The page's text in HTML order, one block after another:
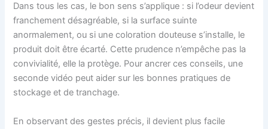
Dans tous les cas, le bon sens s’applique : si l’odeur devient
franchement désagréable, si la surface suinte
anormalement, ou si une coloration douteuse s’installe, le
produit doit être écarté. Cette prudence n’empêche pas la
convivialité, elle la protège. Pour ancrer ces conseils, une
seconde vidéo peut aider sur les bonnes pratiques de
stockage et de tranchage.
En observant des gestes précis, il devient plus facile